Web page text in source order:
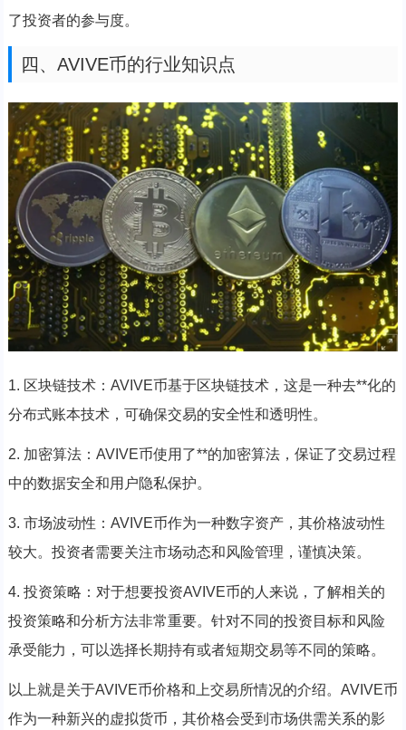
了投资者的参与度。
四、AVIVE币的行业知识点
1. 区块链技术：AVIVE币基于区块链技术，这是一种去**化的
分布式账本技术，可确保交易的安全性和透明性。
2. 加密算法：AVIVE币使用了**的加密算法，保证了交易过程
中的数据安全和用户隐私保护。
3. 市场波动性：AVIVE币作为一种数字资产，其价格波动性
较大。投资者需要关注市场动态和风险管理，谨慎决策。
4. 投资策略：对于想要投资AVIVE币的人来说，了解相关的
投资策略和分析方法非常重要。针对不同的投资目标和风险
承受能力，可以选择长期持有或者短期交易等不同的策略。
以上就是关于AVIVE币价格和上交易所情况的介绍。AVIVE币
作为一种新兴的虚拟货币，其价格会受到市场供需关系的影